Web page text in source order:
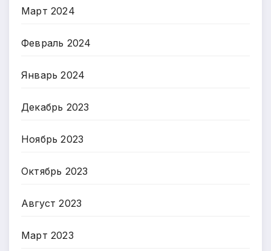
Март 2024
Февраль 2024
Январь 2024
Декабрь 2023
Ноябрь 2023
Октябрь 2023
Август 2023
Март 2023